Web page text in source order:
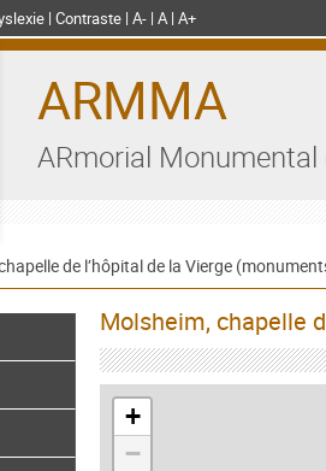
Contraste A- A A+
ARMMA
ARmorial Monumental
de l’hôpital de la Vierge
Molsheim, chapelle
+
−